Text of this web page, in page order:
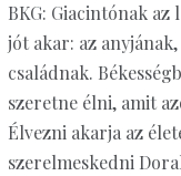
BKG: Giacintónak
jót akar: az
családnak.
szeretne élni, amit
Élvezni akarja az
szerelmeskedni